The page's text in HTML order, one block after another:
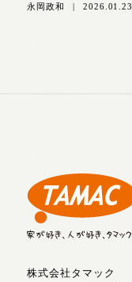
永岡政和 | 2026.01.23
株式会社タマック